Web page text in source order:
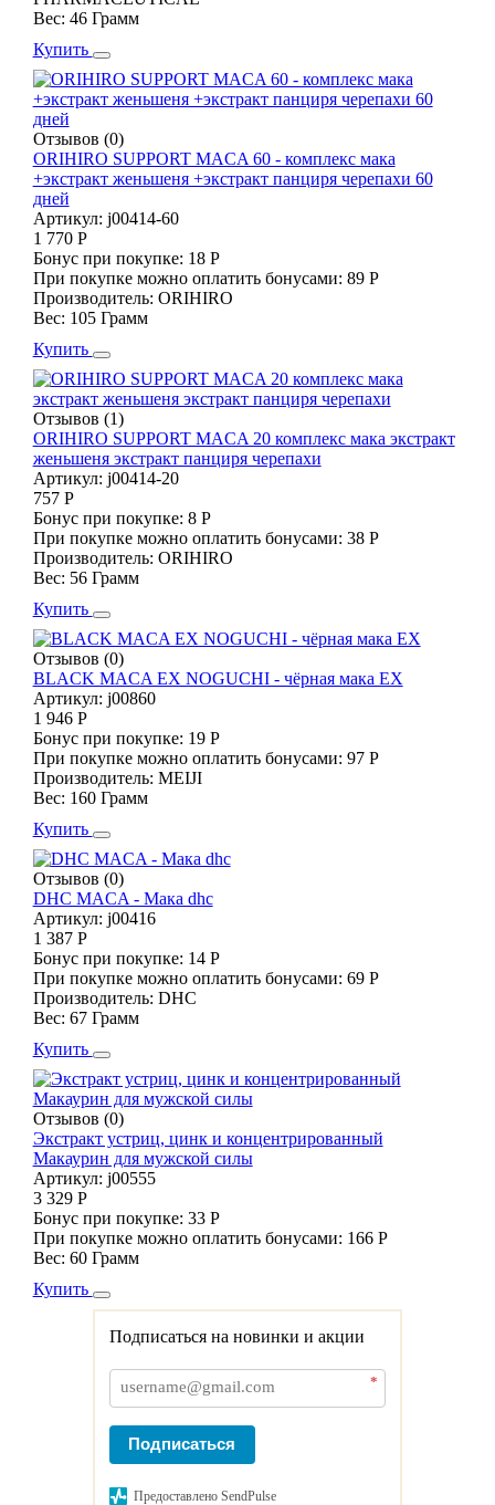
Вес: 46 Грамм
Купить
Отзывов (0)
ORIHIRO SUPPORT MACA 60 - комплекс мака
+экстракт женьшеня +экстракт панциря черепахи 60
дней
Артикул: j00414-60
1 770 Р
Бонус при покупке: 18 Р
При покупке можно оплатить бонусами: 89 Р
Производитель: ORIHIRO
Вес: 105 Грамм
Купить
Отзывов (1)
ORIHIRO SUPPORT MACA 20 комплекс мака экстракт
женьшеня экстракт панциря черепахи
Артикул: j00414-20
757 Р
Бонус при покупке: 8 Р
При покупке можно оплатить бонусами: 38 Р
Производитель: ORIHIRO
Вес: 56 Грамм
Купить
Отзывов (0)
BLACK MACA EX NOGUCHI - чёрная мака EX
Артикул: j00860
1 946 Р
Бонус при покупке: 19 Р
При покупке можно оплатить бонусами: 97 Р
Производитель: MEIJI
Вес: 160 Грамм
Купить
Отзывов (0)
DHC MACA - Мака dhc
Артикул: j00416
1 387 Р
Бонус при покупке: 14 Р
При покупке можно оплатить бонусами: 69 Р
Производитель: DHC
Вес: 67 Грамм
Купить
Отзывов (0)
Экстракт устриц, цинк и концентрированный
Макаурин для мужской силы
Артикул: j00555
3 329 Р
Бонус при покупке: 33 Р
При покупке можно оплатить бонусами: 166 Р
Вес: 60 Грамм
Купить
Подписаться на новинки и акции
*
Подписаться
Предоставлено SendPulse